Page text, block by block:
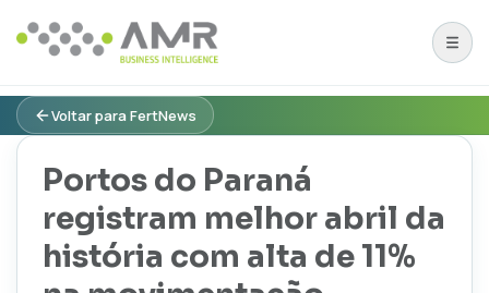
Voltar para FertNews
Portos do Paraná
registram melhor abril da
história com alta de 11%